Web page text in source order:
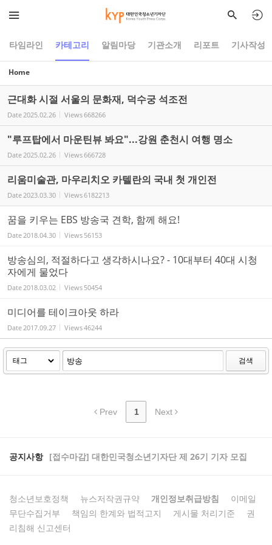
타임라인 카테고리 알림마당 기관소개 리포트 기사작성
Home
근대화 시절 서울의 문화재, 덕수궁 석조전
Date2025.02.26 Views668266
"루프탑에서 마운틴뷰 봐요"...강원 춘천시 여행 명소
Date2025.02.26 Views666728
리움미술관, 마우리치오 카텔란의 국내 첫 개인전
Date2023.03.30 Views6182213
꿈을 키우는 EBS 방송국 견학, 함께 해요!
Date2018.04.30 Views 56153
방송심의, 적절하다고 생각하시나요? - 10대부터 40대 시청
자에게 물었다
Date2018.03.02 Views 50454
미디어를 테이크아웃 하라
Date2017.09.27 Views46244
검색
Prev 1 Next
공지사항 [접수마감] 대한민국청소년기자단 제 26기 기자 모집
청소년보호정책 뉴스저작권규약 개인정보취급방침
이메일
무단수집거부
책임의 한계와 법적고지 게시물 처리기준
권
리침해 신고센터
Sketchbook5, 스케치북5